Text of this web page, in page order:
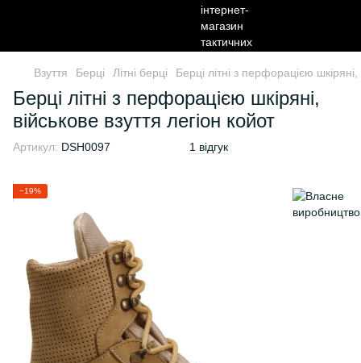
Взуття Берці Літні берці Берці літні з перфорацією шкіряні,
Берці літні з перфорацією шкіряні,
військове взуття легіон койот
Артикул: DSH0097 1 відгук
−19%